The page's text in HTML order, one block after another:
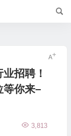
招聘！
等你来–
3,813